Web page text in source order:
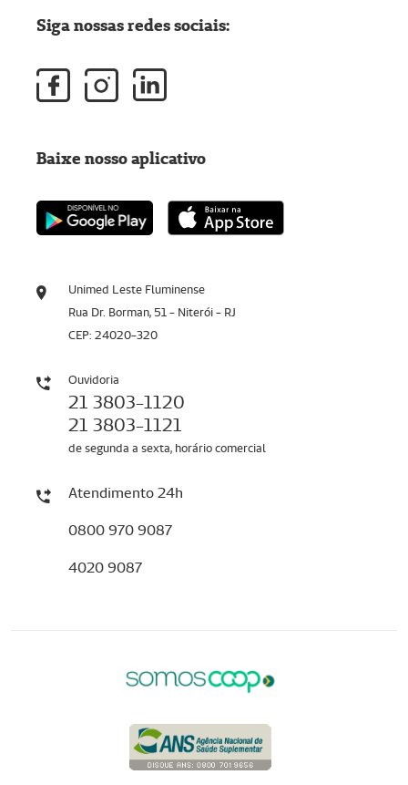
Unimed Leste Fluminense
Rua Dr. Borman, 51 - Niterói - RJ
CEP: 24020-320
Ouvidoria
21 3803-1120
21 3803-1121
de segunda a sexta, horário comercial
Atendimento 24h
0800 970 9087
4020 9087
Siga nossas redes sociais:
Baixe nosso aplicativo